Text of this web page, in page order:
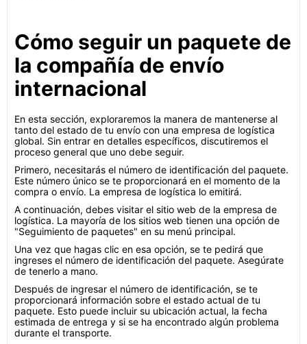
Cómo seguir un paquete de
la compañía de envío
internacional
En esta sección, exploraremos la manera de mantenerse al
tanto del estado de tu envío con una empresa de logística
global. Sin entrar en detalles específicos, discutiremos el
proceso general que uno debe seguir.
Primero, necesitarás el número de identificación del paquete.
Este número único se te proporcionará en el momento de la
compra o envío. La empresa de logística lo emitirá.
A continuación, debes visitar el sitio web de la empresa de
logística. La mayoría de los sitios web tienen una opción de
"Seguimiento de paquetes" en su menú principal.
Una vez que hagas clic en esa opción, se te pedirá que
ingreses el número de identificación del paquete. Asegúrate
de tenerlo a mano.
Después de ingresar el número de identificación, se te
proporcionará información sobre el estado actual de tu
paquete. Esto puede incluir su ubicación actual, la fecha
estimada de entrega y si se ha encontrado algún problema
durante el transporte.